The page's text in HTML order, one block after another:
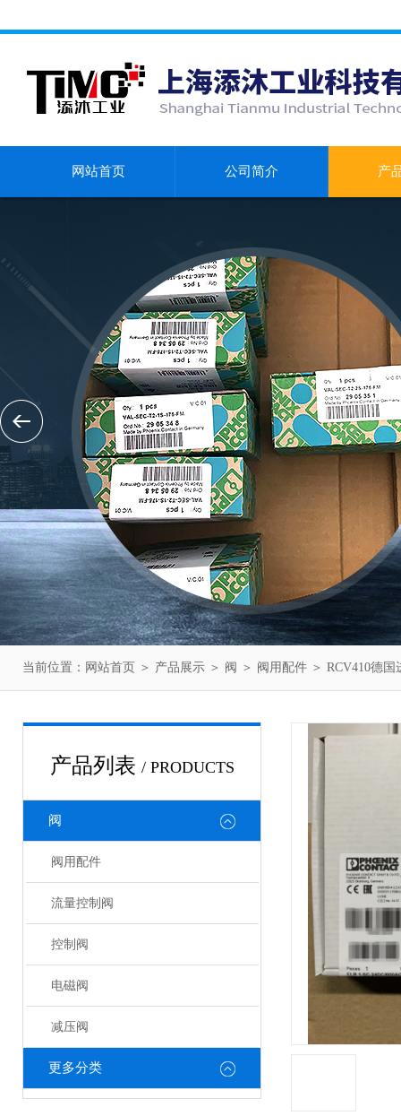
网站首页 公司简介 产
当前位置： 网站首页 ＞ 产品展示 ＞ 阀 ＞ 阀用配件 ＞ RCV410德
产品列表 / PRODUCTS
阀
阀用配件
流量控制阀
控制阀
电磁阀
减压阀
更多分类